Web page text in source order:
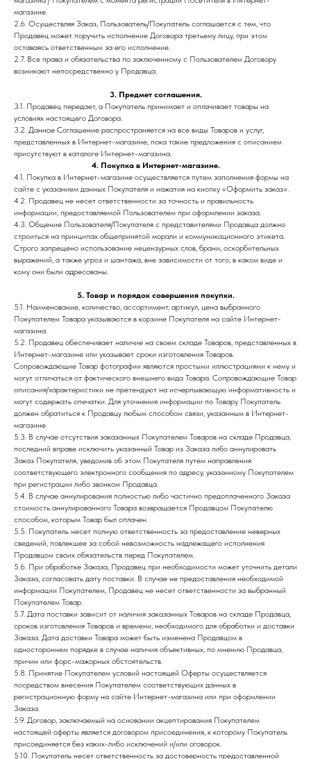
магазине.
2.6. Осуществляя Заказ, Пользователь/Покупатель соглашается с тем, что
Продавец может поручить исполнение Договора третьему лицу, при этом
оставаясь ответственным за его исполнение.
2.7. Все права и обязательства по заключенному с Пользователем Договору
возникают непосредственно у Продавца.
3. Предмет соглашения.
3.1. Продавец передает, а Покупатель принимает и оплачивает товары на
условиях настоящего Договора.
3.2. Данное Соглашение распространяется на все виды Товаров и услуг,
представленных в Интернет-магазине, пока такие предложения с описанием
присутствуют в каталоге Интернет-магазина.
4. Покупка в Интернет-магазине.
4.1. Покупка в Интернет-магазине осуществляется путем заполнения формы на
сайте с указанием данных Покупателя и нажатия на кнопку «Оформить заказ».
4.2. Продавец не несет ответственности за точность и правильность
информации, предоставляемой Пользователем при оформлении заказа.
4.3. Общение Пользователя/Покупателя с представителями Продавца должно
строиться на принципах общепринятой морали и коммуникационного этикета.
Строго запрещено использование нецензурных слов, брани, оскорбительных
выражений, а также угроз и шантажа, вне зависимости от того, в каком виде и
кому они были адресованы.
5. Товар и порядок совершения покупки.
5.1. Наименование, количество, ассортимент, артикул, цена выбранного
Покупателем Товара указываются в корзине Покупателя на сайте Интернет-
магазина.
5.2. Продавец обеспечивает наличие на своем складе Товаров, представленных в
Интернет-магазине или указывает сроки изготовления Товаров.
Сопровождающие Товар фотографии являются простыми иллюстрациями к нему и
могут отличаться от фактического внешнего вида Товара. Сопровождающие Товар
описания/характеристики не претендуют на исчерпывающую информативность и
могут содержать опечатки. Для уточнения информации по Товару Покупатель
должен обратиться к Продавцу любым способом связи, указанным в Интернет-
магазине.
5.3. В случае отсутствия заказанных Покупателем Товаров на складе Продавца,
последний вправе исключить указанный Товар из Заказа либо аннулировать
Заказ Покупателя, уведомив об этом Покупателя путем направления
соответствующего электронного сообщения по адресу, указанному Покупателем
при регистрации либо звонком Продавца.
5.4. В случае аннулирования полностью либо частично предоплаченного Заказа
стоимость аннулированного Товара возвращается Продавцом Покупателю
способом, которым Товар был оплачен.
5.5. Покупатель несет полную ответственность за предоставление неверных
сведений, повлекшее за собой невозможность надлежащего исполнения
Продавцом своих обязательств перед Покупателем.
5.6. При обработке Заказа, Продавец при необходимости может уточнить детали
Заказа, согласовать дату поставки. В случае не предоставления необходимой
информации Покупателем, Продавец не несет ответственности за выбранный
Покупателем Товар.
5.7. Дата поставки зависит от наличия заказанных Товаров на складе Продавца,
сроков изготовления Товаров и времени, необходимого для обработки и доставки
Заказа. Дата доставки Товара может быть изменена Продавцом в
одностороннем порядке в случае наличия объективных, по мнению Продавца,
причин или форс-мажорных обстоятельств.
5.8. Принятие Покупателем условий настоящей Оферты осуществляется
посредством внесения Покупателем соответствующих данных в
регистрационную форму на сайте Интернет-магазина или при оформлении
Заказа.
5.9. Договор, заключаемый на основании акцептирования Покупателем
настоящей оферты является договором присоединения, к которому Покупатель
присоединяется без каких-либо исключений и/или оговорок.
5.10. Покупатель несет ответственность за достоверность предоставленной